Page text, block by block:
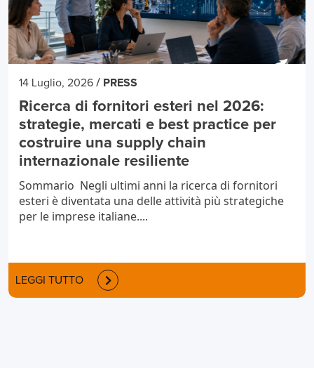
14 Luglio, 2026 / PRESS
Ricerca di fornitori esteri nel 2026:
strategie, mercati e best practice per
costruire una supply chain
internazionale resiliente
Sommario Negli ultimi anni la ricerca di fornitori
esteri è diventata una delle attività più strategiche
per le imprese italiane....
LEGGI TUTTO